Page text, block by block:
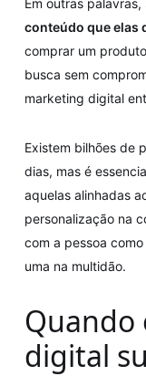
conteúdo que elas
comprar um
busca sem
marketing digital
Existem bilhões de
dias, mas é
aquelas alinhadas
personalização na
com a pessoa
uma na multidão.
Quando
digital